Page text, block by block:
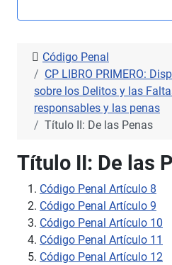
Código Penal
CP LIBRO PRIMERO:
sobre los Delitos y las
responsables y las penas
Título II: De las Penas
Título II: De las
Código Penal Artículo 8
Código Penal Artículo 9
Código Penal Artículo 10
Código Penal Artículo 11
Código Penal Artículo 12